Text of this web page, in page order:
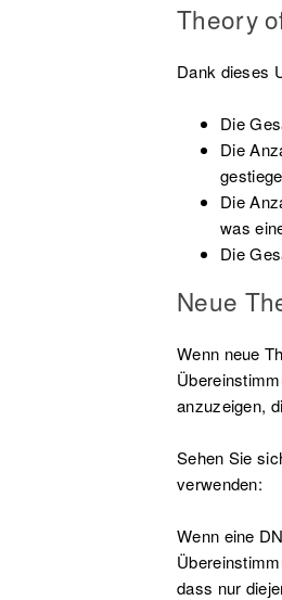
Theory
Dank dieses
Die
Die
Die
was
Die
Neue
Wenn neue
anzuzeigen,
Sehen Sie
verwenden:
Wenn eine
dass nur